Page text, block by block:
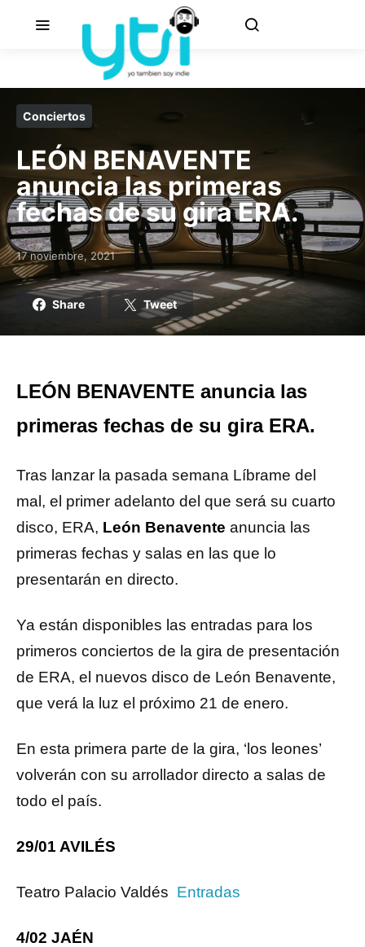
Conciertos
LEÓN BENAVENTE
anuncia las primeras
fechas de su gira ERA.
Posted on
17 noviembre, 2021
Share Tweet
LEÓN BENAVENTE anuncia las
primeras fechas de su gira ERA.
Tras lanzar la pasada semana Líbrame del
mal, el primer adelanto del que será su cuarto
disco, ERA, León Benavente anuncia las
primeras fechas y salas en las que lo
presentarán en directo.
Ya están disponibles las entradas para los
primeros conciertos de la gira de presentación
de ERA, el nuevos disco de León Benavente,
que verá la luz el próximo 21 de enero.
En esta primera parte de la gira, ‘los leones’
volverán con su arrollador directo a salas de
todo el país.
29/01 AVILÉS
Teatro Palacio Valdés Entradas
4/02 JAÉN